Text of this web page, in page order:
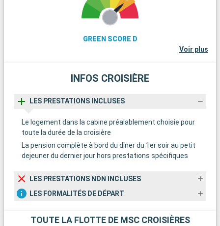
GREEN SCORE D
Voir plus
INFOS CROISIÈRE
LES PRESTATIONS INCLUSES
Le logement dans la cabine préalablement choisie pour
toute la durée de la croisière
La pension complète à bord du dîner du 1er soir au petit
dejeuner du dernier jour hors prestations spécifiques
LES PRESTATIONS NON INCLUSES
LES FORMALITÉS DE DÉPART
TOUTE LA FLOTTE DE MSC CROISIÈRES